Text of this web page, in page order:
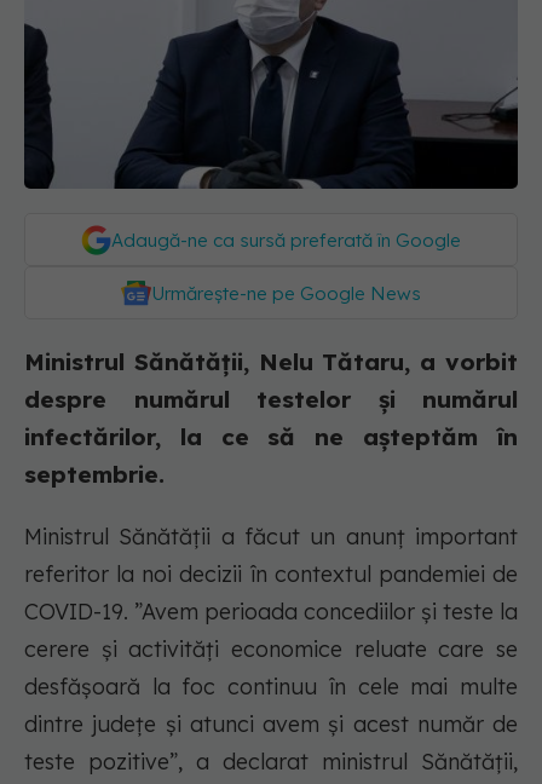
Adaugă-ne ca sursă preferată în Google
Urmărește-ne pe Google News
Ministrul Sănătății, Nelu Tătaru, a vorbit
despre numărul testelor și numărul
infectărilor, la ce să ne așteptăm în
septembrie.
Ministrul Sănătății a făcut un anunț important
referitor la noi decizii în contextul pandemiei de
COVID-19. ”Avem perioada concediilor și teste la
cerere și activități economice reluate care se
desfășoară la foc continuu în cele mai multe
dintre județe și atunci avem și acest număr de
teste pozitive”, a declarat ministrul Sănătății,